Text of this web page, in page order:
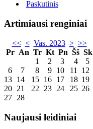
Paskutinis
Artimiausi renginiai
<< < Vas. 2023 > >>
Pr An Tr Kt Pn Šš Sk
1
2 3 4
5
6
7 8 9 10 11
12
13 14 15 16 17 18 19
20 21 22 23 24 25 26
27 28
Naujausi leidiniai